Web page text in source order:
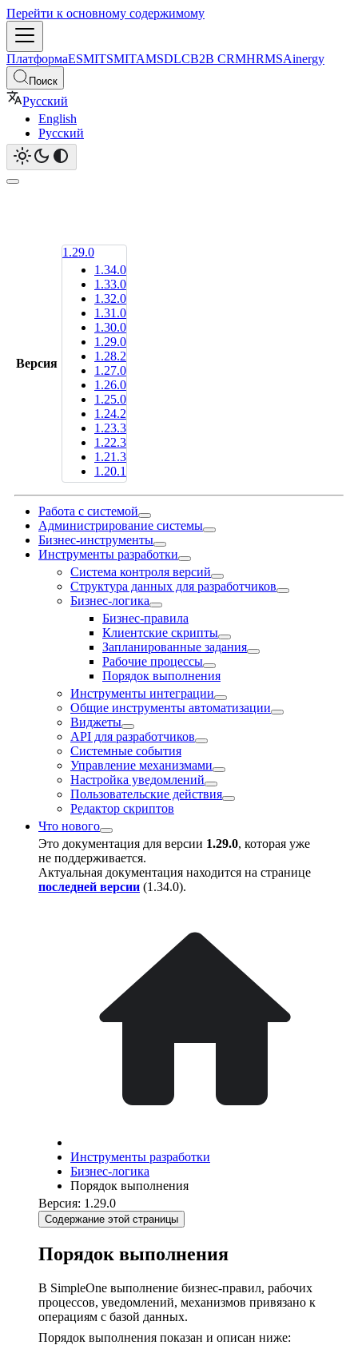
Перейти к основному содержимому
ПлатформаESMITSMITAMSDLCB2B CRMHRMSAinergy
Поиск
Русский
English
Русский
Версия
1.29.0
1.34.0
1.33.0
1.32.0
1.31.0
1.30.0
1.29.0
1.28.2
1.27.0
1.26.0
1.25.0
1.24.2
1.23.3
1.22.3
1.21.3
1.20.1
Работа с системой
Администрирование системы
Бизнес-инструменты
Инструменты разработки
Система контроля версий
Структура данных для разработчиков
Бизнес-логика
Бизнес-правила
Клиентские скрипты
Запланированные задания
Рабочие процессы
Порядок выполнения
Инструменты интеграции
Общие инструменты автоматизации
Виджеты
API для разработчиков
Системные события
Управление механизмами
Настройка уведомлений
Пользовательские действия
Редактор скриптов
Что нового
Это документация для версии 1.29.0, которая уже
не поддерживается.
Актуальная документация находится на странице
последней версии (1.34.0).
Инструменты разработки
Бизнес-логика
Порядок выполнения
Версия: 1.29.0
Содержание этой страницы
Порядок выполнения
В SimpleOne выполнение бизнес-правил, рабочих
процессов, уведомлений, механизмов привязано к
операциям с базой данных.
Порядок выполнения показан и описан ниже: